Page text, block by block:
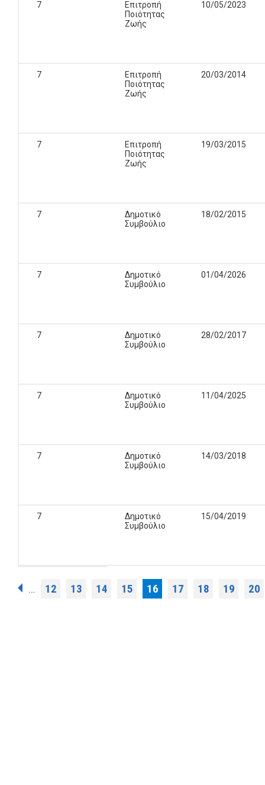
7
Επιτροπή
Ποιότητας
Ζωής
10/05/2023
7
Επιτροπή
Ποιότητας
Ζωής
20/03/2014
7
Επιτροπή
Ποιότητας
Ζωής
19/03/2015
7
Δημοτικό
Συμβούλιο
18/02/2015
7
Δημοτικό
Συμβούλιο
01/04/2026
7
Δημοτικό
Συμβούλιο
28/02/2017
7
Δημοτικό
Συμβούλιο
11/04/2025
7
Δημοτικό
Συμβούλιο
14/03/2018
7
Δημοτικό
Συμβούλιο
15/04/2019
Σελίδες
… 12 13 14 15 16 17 18 19 20